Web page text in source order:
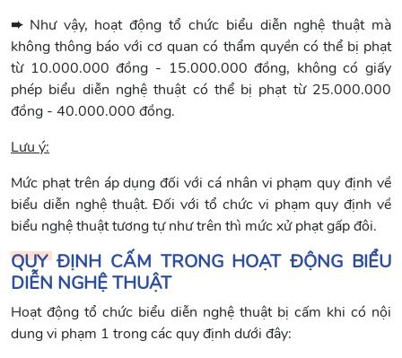
➨ Như vậy, hoạt động tổ chức biểu diễn nghệ thuật mà
không thông báo với cơ quan có thẩm quyền có thể bị phạt
từ 10.000.000 đồng - 15.000.000 đồng, không có giấy
phép biểu diễn nghệ thuật có thể bị phạt từ 25.000.000
đồng - 40.000.000 đồng.
Lưu ý:
Mức phạt trên áp dụng đối với cá nhân vi phạm quy định về
biểu diễn nghệ thuật. Đối với tổ chức vi phạm quy định về
biểu nghệ thuật tương tự như trên thì mức xử phạt gấp đôi.
QUY ĐỊNH CẤM TRONG HOẠT ĐỘNG BIỂU
DIỄN NGHỆ THUẬT
Hoạt động tổ chức biểu diễn nghệ thuật bị cấm khi có nội
dung vi phạm 1 trong các quy định dưới đây: